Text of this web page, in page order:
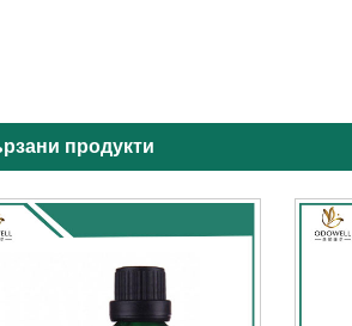
продукти